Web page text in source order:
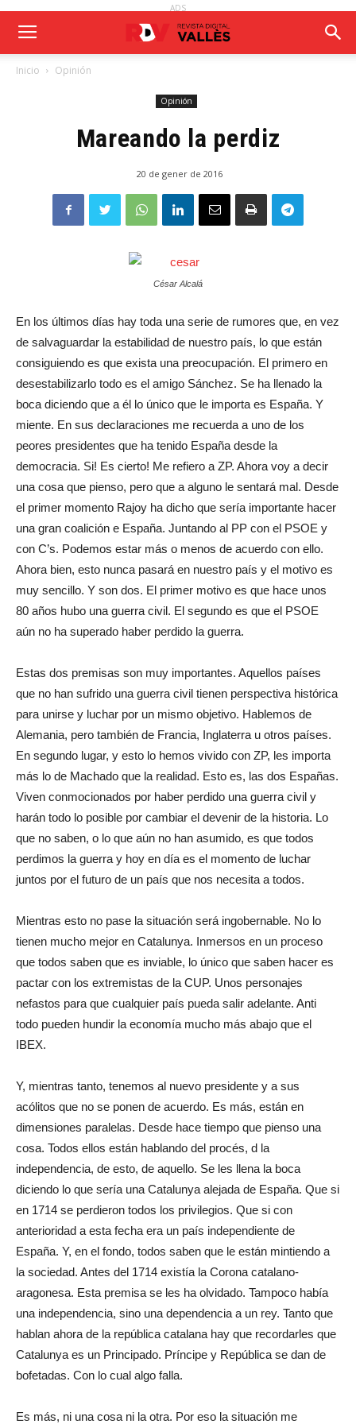
ADS
Inicio Opinión
Opinión
Mareando la perdiz
20 de gener de 2016
César Alcalá
En los últimos días hay toda una serie de rumores que, en vez
de salvaguardar la estabilidad de nuestro país, lo que están
consiguiendo es que exista una preocupación. El primero en
desestabilizarlo todo es el amigo Sánchez. Se ha llenado la
boca diciendo que a él lo único que le importa es España. Y
miente. En sus declaraciones me recuerda a uno de los
peores presidentes que ha tenido España desde la
democracia. Si! Es cierto! Me refiero a ZP. Ahora voy a decir
una cosa que pienso, pero que a alguno le sentará mal. Desde
el primer momento Rajoy ha dicho que sería importante hacer
una gran coalición e España. Juntando al PP con el PSOE y
con C’s. Podemos estar más o menos de acuerdo con ello.
Ahora bien, esto nunca pasará en nuestro país y el motivo es
muy sencillo. Y son dos. El primer motivo es que hace unos
80 años hubo una guerra civil. El segundo es que el PSOE
aún no ha superado haber perdido la guerra.
Estas dos premisas son muy importantes. Aquellos países
que no han sufrido una guerra civil tienen perspectiva histórica
para unirse y luchar por un mismo objetivo. Hablemos de
Alemania, pero también de Francia, Inglaterra u otros países.
En segundo lugar, y esto lo hemos vivido con ZP, les importa
más lo de Machado que la realidad. Esto es, las dos Españas.
Viven conmocionados por haber perdido una guerra civil y
harán todo lo posible por cambiar el devenir de la historia. Lo
que no saben, o lo que aún no han asumido, es que todos
perdimos la guerra y hoy en día es el momento de luchar
juntos por el futuro de un país que nos necesita a todos.
Mientras esto no pase la situación será ingobernable. No lo
tienen mucho mejor en Catalunya. Inmersos en un proceso
que todos saben que es inviable, lo único que saben hacer es
pactar con los extremistas de la CUP. Unos personajes
nefastos para que cualquier país pueda salir adelante. Anti
todo pueden hundir la economía mucho más abajo que el
IBEX.
Y, mientras tanto, tenemos al nuevo presidente y a sus
acólitos que no se ponen de acuerdo. Es más, están en
dimensiones paralelas. Desde hace tiempo que pienso una
cosa. Todos ellos están hablando del procés, d la
independencia, de esto, de aquello. Se les llena la boca
diciendo lo que sería una Catalunya alejada de España. Que si
en 1714 se perdieron todos los privilegios. Que si con
anterioridad a esta fecha era un país independiente de
España. Y, en el fondo, todos saben que le están mintiendo a
la sociedad. Antes del 1714 existía la Corona catalano-
aragonesa. Esta premisa se les ha olvidado. Tampoco había
una independencia, sino una dependencia a un rey. Tanto que
hablan ahora de la república catalana hay que recordarles que
Catalunya es un Principado. Príncipe y República se dan de
bofetadas. Con lo cual algo falla.
Es más, ni una cosa ni la otra. Por eso la situación me